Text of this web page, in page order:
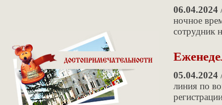
06.04.2024
ночное
сотрудник
05.04.2024
линия по